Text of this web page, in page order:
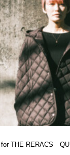
for THE RERACS